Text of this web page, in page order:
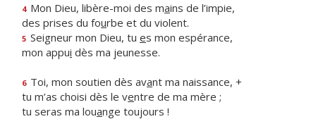
4 Mon Dieu, libère-moi des mains de l’impie,
des prises du fourbe et du violent.
5 Seigneur mon Dieu, tu es mon espérance,
mon appui dès ma jeunesse.
6 Toi, mon soutien dès avant ma naissance, +
tu m’as choisi dès le ventre de ma mère ;
tu seras ma louange toujours !